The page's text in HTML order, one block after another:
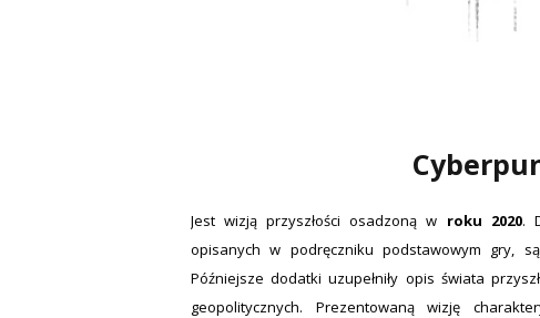
Jest wizją przyszłości osadzoną w roku 2020.
opisanych w podręczniku podstawowym gry, są
Późniejsze dodatki uzupełniły opis świata
geopolitycznych. Prezentowaną wizję